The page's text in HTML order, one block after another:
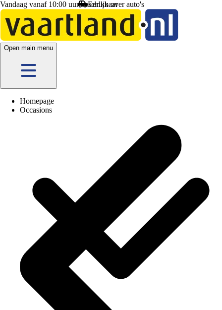
Vandaag vanaf 10:00 uur beschikbaar
Open main menu
Homepage
Occasions